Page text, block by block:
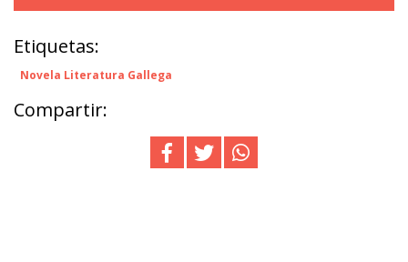
Etiquetas:
Novela Literatura Gallega
Compartir: